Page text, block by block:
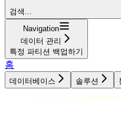
검색...
Navigation
데이터 관리
특정 파티션 백업하기
홈
데이터베이스 솔루션